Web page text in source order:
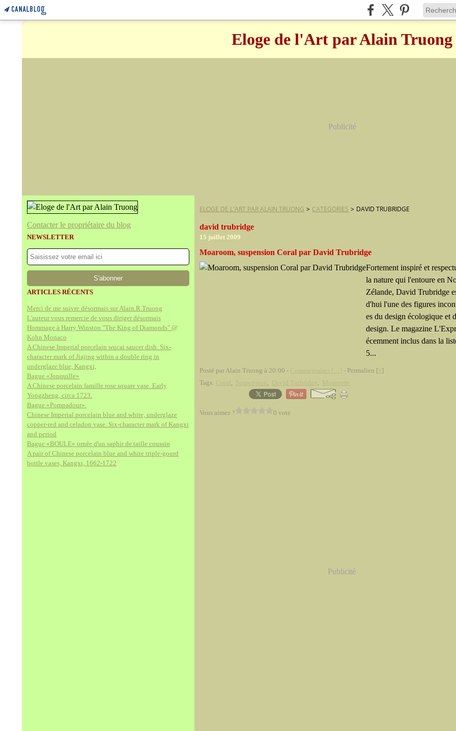
Eloge de l'Art par Alain Truong
Publicité
Contacter le propriétaire du blog
NEWSLETTER
ARTICLES RÉCENTS
Merci de me suivre désormais sur Alain.R.Truong
L'auteur vous remercie de vous diriger désormais
Hommage à Harry Winston "The King of Diamonds" @
Kohn Monaco
A Chinese Imperial porcelain wucai saucer dish. Six-
character mark of Jiajing within a double ring in
underglaze blue, Kangxi,
Bague «Jonquille»
A Chinese porcelain famille rose square vase. Early
Yongzheng, circa 1723.
Bague «Pompadour».
Chinese Imperial porcelain blue and white, underglaze
copper-red and celadon vase. Six-character mark of Kangxi
and period
Bague «BOULE» ornée d'un saphir de taille coussin
A pair of Chinese porcelain blue and white triple-gourd
bottle vases, Kangxi, 1662-1722
ELOGE DE L'ART PAR ALAIN TRUONG > CATEGORIES > DAVID TRUBRIDGE
david trubridge
15 juillet 2009
Moaroom, suspension Coral par David Trubridge
Fortement inspiré et
la nature qui l'entoure en
Zélande, David Trubridge
d'hui l'une des figures
es du design écologique et
design. Le magazine
écemment inclus dans la
5...
Posté par Alain Truong à 20:00 - - Permalien [ ]
Tags:
, , ,
Vous aimez ? 0 vote
Publicité